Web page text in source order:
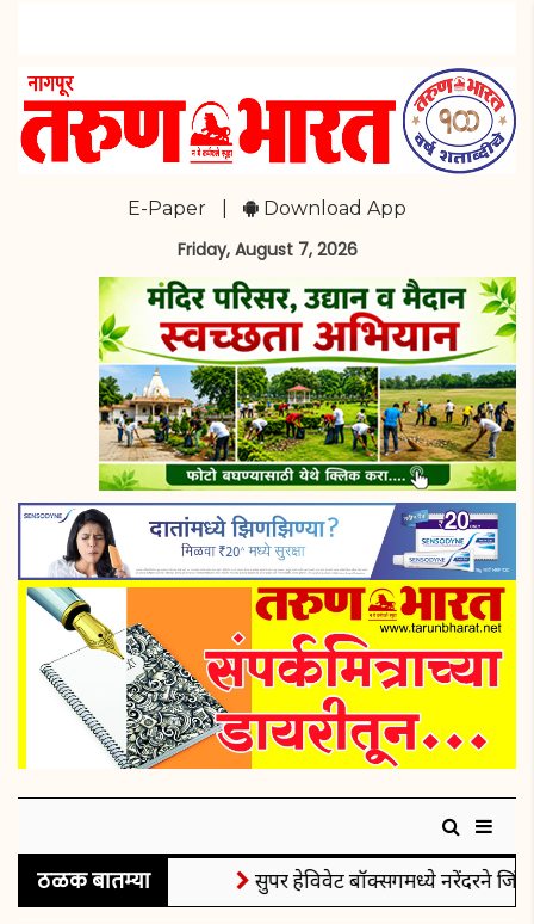
E-Paper Download App
Friday, August 7, 2026
ठळक बातम्या सुपर हेविवेट बॉक्सिंगमध्ये नरेंदरने